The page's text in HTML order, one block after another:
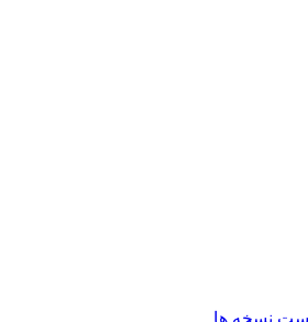
نسخه ها